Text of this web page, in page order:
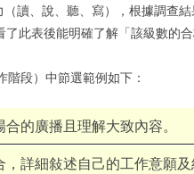
讀、說、聽、寫），根據調查
此表後能明確了解「該級數的
段）中節選範例如下：
的廣播且理解大致內容。
詳細敍述自己的工作意願及